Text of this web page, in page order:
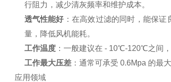
行阻力，减少清灰频率和维护成本。
透气性能好：在高效过滤的同时，能保证
量，降低风机能耗。
工作温度：一般建议在 - 10℃-120℃之间，
工作最大压差：通常可承受 0.6Mpa 的最
应用领域